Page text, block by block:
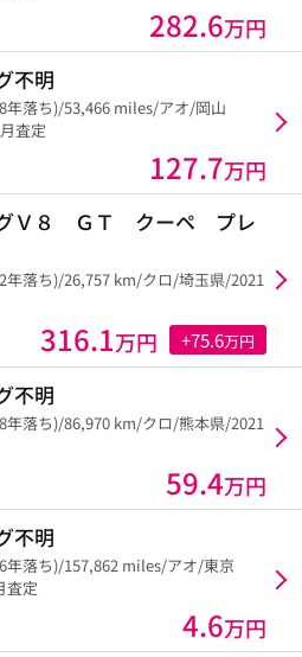
282.6万円
不明
年落ち)/53,466 miles/アオ/岡山
査定
127.7万円
Ｖ８ ＧＴ クーペ プレ
年落ち)/26,757 km/クロ/埼玉県/2021
316.1万円 +75.6万円
不明
年落ち)/86,970 km/クロ/熊本県/2021
59.4万円
不明
年落ち)/157,862 miles/アオ/東京
査定
4.6万円